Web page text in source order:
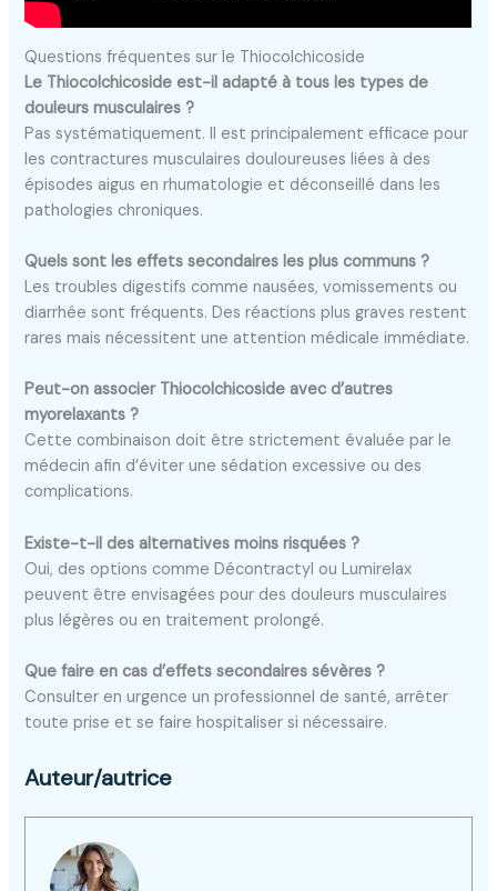
Questions fréquentes sur le Thiocolchicoside
Le Thiocolchicoside est-il adapté à tous les types de
douleurs musculaires ?
Pas systématiquement. Il est principalement efficace pour
les contractures musculaires douloureuses liées à des
épisodes aigus en rhumatologie et déconseillé dans les
pathologies chroniques.
Quels sont les effets secondaires les plus communs ?
Les troubles digestifs comme nausées, vomissements ou
diarrhée sont fréquents. Des réactions plus graves restent
rares mais nécessitent une attention médicale immédiate.
Peut-on associer Thiocolchicoside avec d’autres
myorelaxants ?
Cette combinaison doit être strictement évaluée par le
médecin afin d’éviter une sédation excessive ou des
complications.
Existe-t-il des alternatives moins risquées ?
Oui, des options comme Décontractyl ou Lumirelax
peuvent être envisagées pour des douleurs musculaires
plus légères ou en traitement prolongé.
Que faire en cas d’effets secondaires sévères ?
Consulter en urgence un professionnel de santé, arrêter
toute prise et se faire hospitaliser si nécessaire.
Auteur/autrice